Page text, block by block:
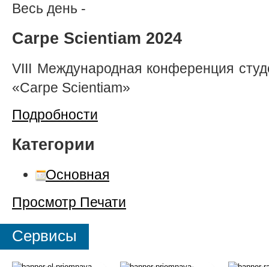
Весь день -
Carpe Scientiam 2024
VIII Международная конференция
«Carpe Scientiam»
Подробности
Категории
Основная
Просмотр Печати
Сервисы